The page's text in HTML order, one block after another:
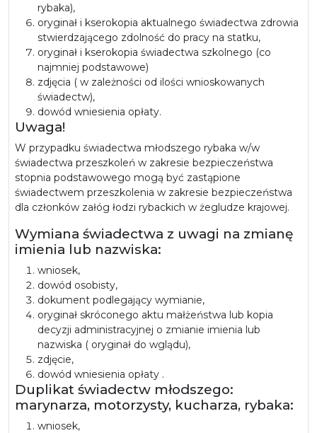
rybaka),
oryginał i kserokopia aktualnego świadectwa zdrowia
stwierdzającego zdolność do pracy na statku,
oryginał i kserokopia świadectwa szkolnego (co
najmniej podstawowe)
zdjęcia ( w zależności od ilości wnioskowanych
świadectw),
dowód wniesienia opłaty.
Uwaga!
W przypadku świadectwa młodszego rybaka w/w
świadectwa przeszkoleń w zakresie bezpieczeństwa
stopnia podstawowego mogą być zastąpione
świadectwem przeszkolenia w zakresie bezpieczeństwa
dla członków załóg łodzi rybackich w żegludze krajowej.
Wymiana świadectwa z uwagi na zmianę
imienia lub nazwiska:
wniosek,
dowód osobisty,
dokument podlegający wymianie,
oryginał skróconego aktu małżeństwa lub kopia
decyzji administracyjnej o zmianie imienia lub
nazwiska ( oryginał do wglądu),
zdjęcie,
dowód wniesienia opłaty .
Duplikat świadectw młodszego:
marynarza, motorzysty, kucharza, rybaka:
wniosek,